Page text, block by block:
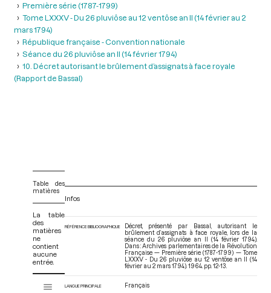
Première série (1787-1799)
Tome LXXXV - Du 26 pluviôse au 12 ventôse an II (14 février au 2
mars 1794)
République française - Convention nationale
Séance du 26 pluviôse an II (14 février 1794)
10. Décret autorisant le brûlement d’assignats à face royale
(Rapport de Bassal)
Table des
matières
La table
des
matières
ne
contient
aucune
entrée.
Tome LXXXV - Du 26 pluviôse au 12 ventôse an II (14 février au 2 mars
Infos
RÉFÉRENCE BIBLIOGRAPHIQUE
Décret, présenté par Bassal, autorisant le
brûlement d’assignats à face royale, lors de la
séance du 26 pluviôse an II (14 février 1794).
Dans : Archives parlementaires de la Révolution
Française — Première série (1787-1799) — Tome
LXXXV - Du 26 pluviôse au 12 ventôse an II (14
février au 2 mars 1794). 1964. pp. 12-13.
LANGUE PRINCIPALE Français